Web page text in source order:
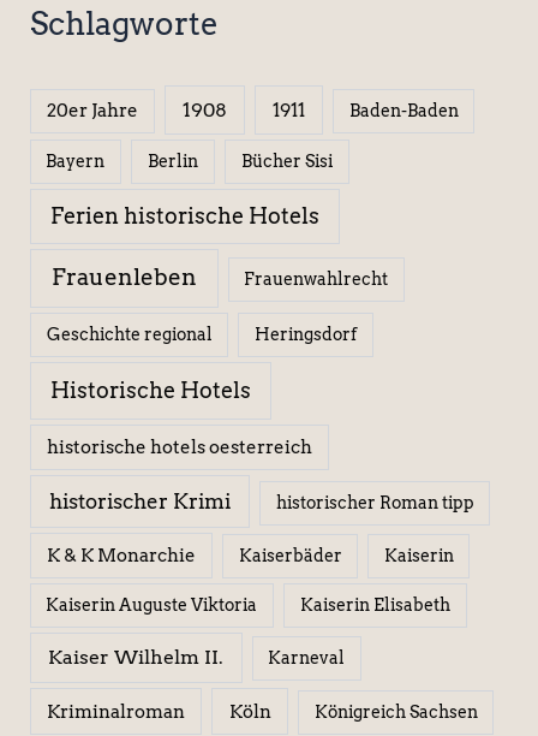
Schlagworte
20er Jahre 1908 1911 Baden-Baden
Bayern Berlin Bücher Sisi
Ferien historische Hotels
Frauenleben Frauenwahlrecht
Geschichte regional Heringsdorf
Historische Hotels
historische hotels oesterreich
historischer Krimi historischer Roman tipp
K & K Monarchie Kaiserbäder Kaiserin
Kaiserin Auguste Viktoria Kaiserin Elisabeth
Kaiser Wilhelm II. Karneval
Kriminalroman Köln Königreich Sachsen